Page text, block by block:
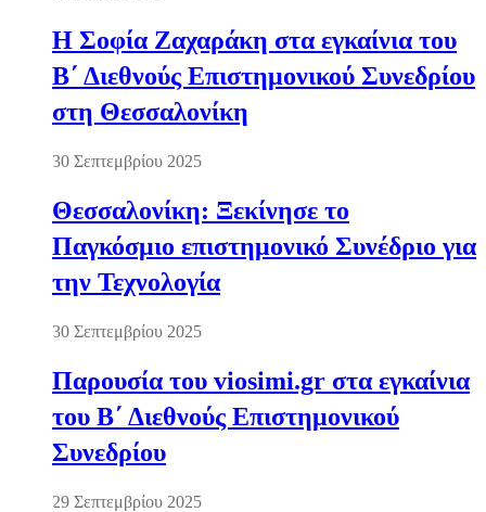
Η Σοφία Ζαχαράκη στα εγκαίνια του
Β΄ Διεθνούς Επιστημονικού Συνεδρίου
στη Θεσσαλονίκη
30 Σεπτεμβρίου 2025
Θεσσαλονίκη: Ξεκίνησε το
Παγκόσμιο επιστημονικό Συνέδριο για
την Τεχνολογία
30 Σεπτεμβρίου 2025
Παρουσία του viosimi.gr στα εγκαίνια
του Β΄ Διεθνούς Επιστημονικού
Συνεδρίου
29 Σεπτεμβρίου 2025